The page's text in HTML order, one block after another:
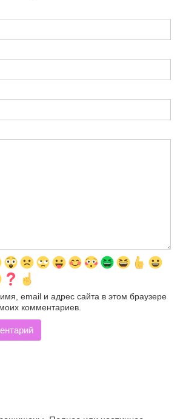
email и адрес сайта в этом браузере
комментариев.